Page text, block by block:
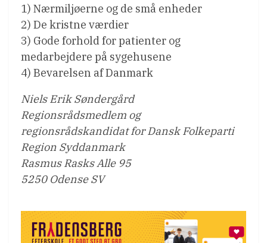
1) Nærmiljøerne og de små enheder
2) De kristne værdier
3) Gode forhold for patienter og
medarbejdere på sygehusene
4) Bevarelsen af Danmark
Niels Erik Søndergård
Regionsrådsmedlem og
regionsrådskandidat for Dansk Folkeparti
Region Syddanmark
Rasmus Rasks Alle 95
5250 Odense SV